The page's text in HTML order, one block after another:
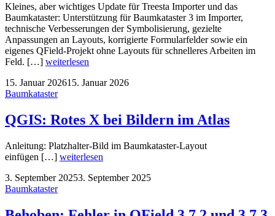
Kleines, aber wichtiges Update für Treesta Importer und das
Baumkataster: Unterstützung für Baumkataster 3 im Importer,
technische Verbesserungen der Symbolisierung, gezielte
Anpassungen an Layouts, korrigierte Formularfelder sowie ein
eigenes QField-Projekt ohne Layouts für schnelleres Arbeiten im
Feld. […] weiterlesen
15. Januar 202615. Januar 2026
Baumkataster
QGIS: Rotes X bei Bildern im Atlas
Anleitung: Platzhalter-Bild im Baumkataster-Layout
einfügen […] weiterlesen
3. September 20253. September 2025
Baumkataster